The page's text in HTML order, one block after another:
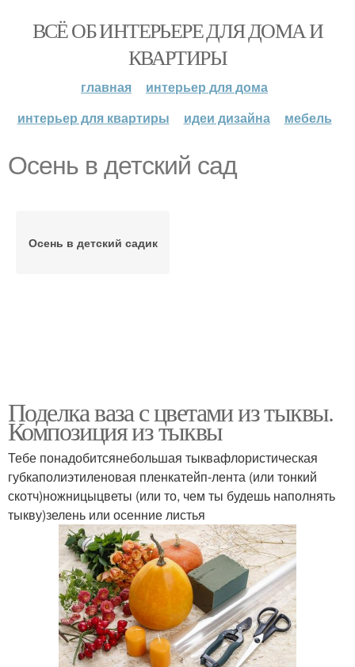
ВСЁ ОБ ИНТЕРЬЕРЕ ДЛЯ ДОМА И
КВАРТИРЫ
главная
интерьер для дома
интерьер для квартиры
идеи дизайна мебель
Oсень в детский сад
Осень в детский садик
Поделка ваза с цветами из тыквы.
Композиция из тыквы
Тебе понадобитсянебольшая тыквафлористическая
губкаполиэтиленовая пленкатейп-лента (или тонкий
скотч)ножницыцветы (или то, чем ты будешь наполнять
тыкву)зелень или осенние листья